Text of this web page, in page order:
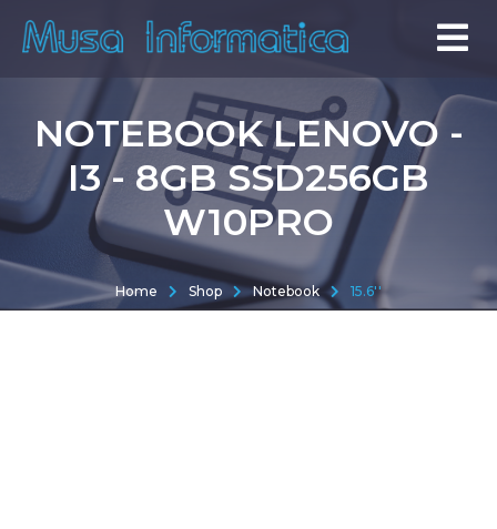
NOTEBOOK LENOVO -
I3 - 8GB SSD256GB
W10PRO
Home Shop Notebook 15.6''